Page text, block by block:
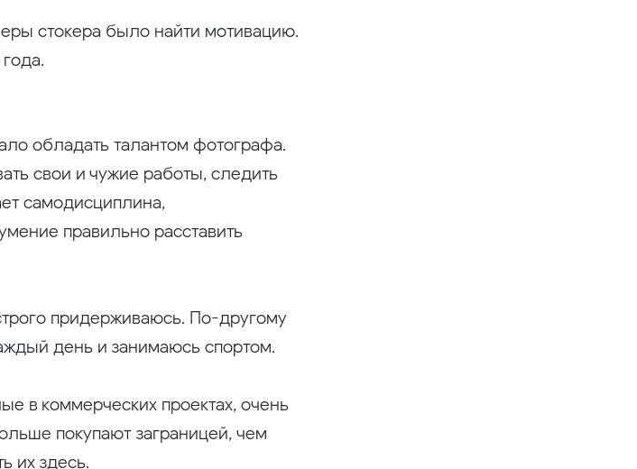
стокера было найти мотивацию.
обладать талантом фотографа.
свои и чужие работы, следить
самодисциплина,
правильно расставить
придерживаюсь. По-другому
день и занимаюсь спортом.
в коммерческих проектах, очень
покупают заграницей, чем
их здесь.